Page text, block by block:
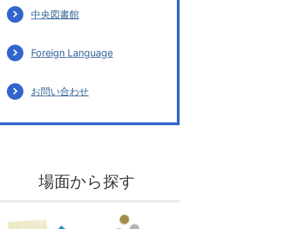
中央図書館
Foreign Language
お問い合わせ
場面から探す